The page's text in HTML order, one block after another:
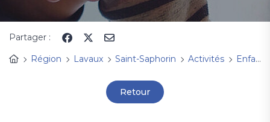
Partager :
Région
Lavaux Saint-Saphorin Activités Enfance et familleS
Retour